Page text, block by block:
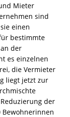
Mieter
sind
einen
bestimmte
der
es einzelnen
die Vermieter
liegt jetzt zur
der